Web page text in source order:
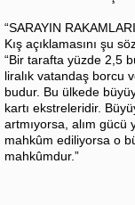
“SARAYIN
Kış açıklamasını şu
“Bir tarafta yüzde 2,5
liralık vatandaş borcu
budur. Bu ülkede
kartı ekstreleridir.
artmıyorsa, alım
mahkûm ediliyorsa o
mahkûmdur.”